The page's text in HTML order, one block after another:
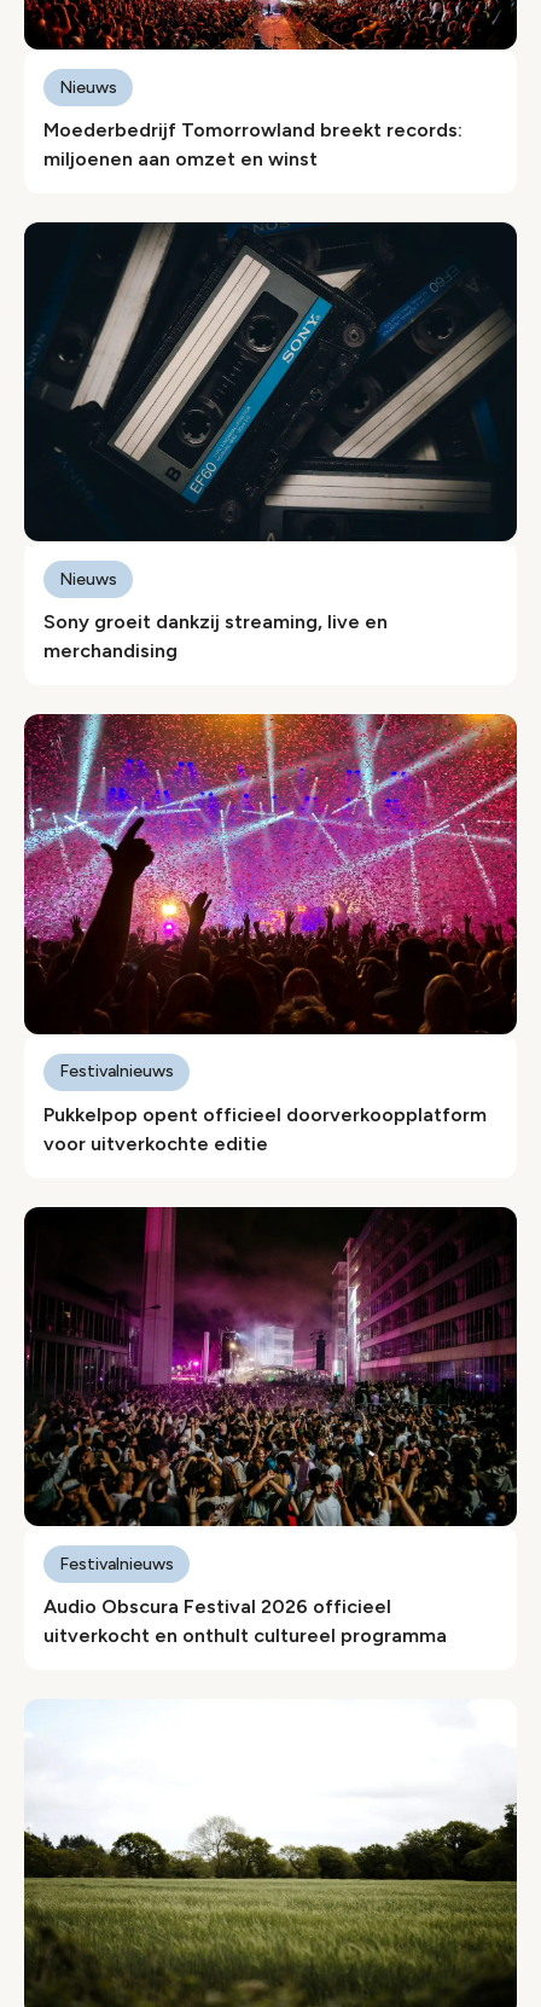
Moederbedrijf Tomorrowland breekt records:
miljoenen aan omzet en winst
Nieuws
Sony groeit dankzij streaming, live en
merchandising
Nieuws
Pukkelpop opent officieel doorverkoopplatform
voor uitverkochte editie
Festivalnieuws
Audio Obscura Festival 2026 officieel
uitverkocht en onthult cultureel programma
Festivalnieuws